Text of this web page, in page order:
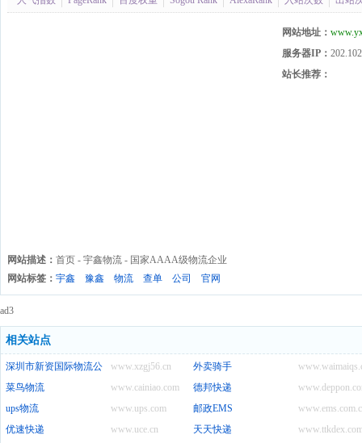
网站地址：
服务器IP：
站长推荐：
网站描述： 首页 - 宇鑫物流 - 国家AAAA级物流企业
网站标签： 宇鑫 豫鑫 物流 查单 公司 官网
ad3
相关站点
www.xzgj56.cn
深圳市新资国际物流公司
外卖骑手
www.cainiao.com
菜鸟物流
德邦快递
www.ups.com
ups物流
邮政EMS
www.uce.cn
优速快递
天天快递